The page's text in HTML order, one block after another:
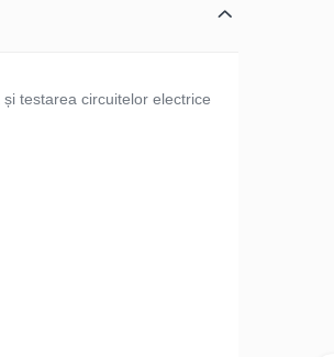
testarea circuitelor electrice